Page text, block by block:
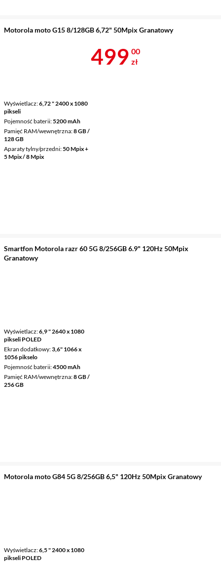
Motorola moto G15 8/128GB 6,72" 50Mpix Granatowy
Wyświetlacz 6,72 " 2400 x 1080
pikseli
Pojemność baterii 5200 mAh
Pamięć RAM/wewnętrzna 8 GB /
128 GB
Aparaty tylny/przedni 50 Mpix +
5 Mpix / 8 Mpix
Cena 499 zł
499 00
zł
Smartfon Motorola razr 60 5G 8/256GB 6.9" 120Hz 50Mpix
Granatowy
Wyświetlacz 6,9 " 2640 x 1080
pikseli POLED
Ekran dodatkowy 3,6" 1066 x
1056 pikselo
Pojemność baterii 4500 mAh
Pamięć RAM/wewnętrzna 8 GB /
256 GB
Motorola moto G84 5G 8/256GB 6,5" 120Hz 50Mpix Granatowy
Wyświetlacz 6,5 " 2400 x 1080
pikseli POLED